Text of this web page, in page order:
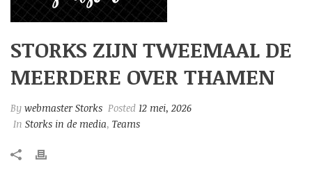
STORKS ZIJN TWEEMAAL DE
MEERDERE OVER THAMEN
By webmaster Storks Posted 12 mei, 2026
In Storks in de media, Teams